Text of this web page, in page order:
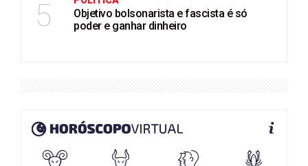
5
Objetivo bolsonarista e fascista é só
poder e ganhar dinheiro